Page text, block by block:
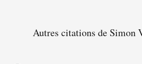
Autres citations de Simon